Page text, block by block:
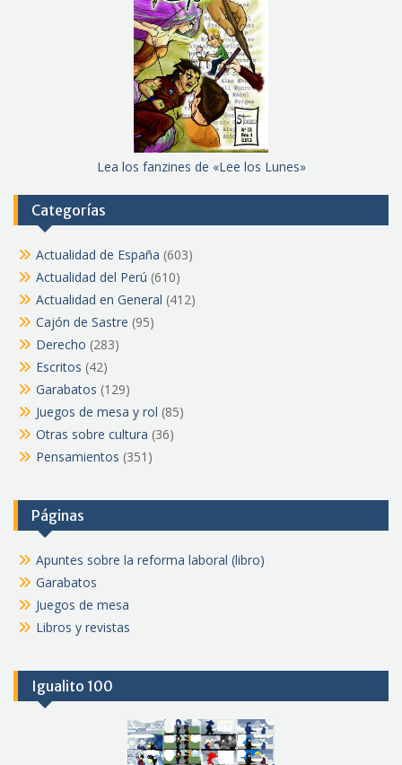
Lea los fanzines de «Lee los Lunes»
Categorías
Actualidad de España (603)
Actualidad del Perú (610)
Actualidad en General (412)
Cajón de Sastre (95)
Derecho (283)
Escritos (42)
Garabatos (129)
Juegos de mesa y rol (85)
Otras sobre cultura (36)
Pensamientos (351)
Páginas
Apuntes sobre la reforma laboral (libro)
Garabatos
Juegos de mesa
Libros y revistas
Igualito 100